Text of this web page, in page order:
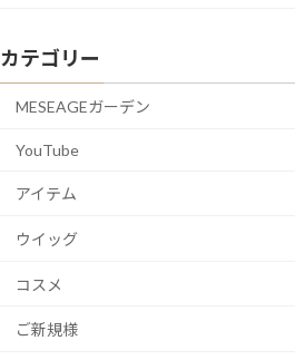
カテゴリー
MESEAGEガーデン
YouTube
アイテム
ウイッグ
コスメ
ご新規様